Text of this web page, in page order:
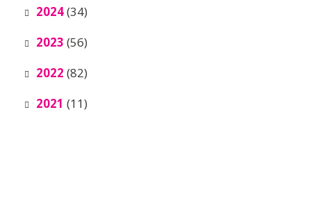
2024(34)
2023 (56)
2022 (82)
2021 (11)